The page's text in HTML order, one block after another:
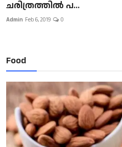
ചരിത്രത്തിൽ പ...
Admin Feb 6, 2019 0
Food